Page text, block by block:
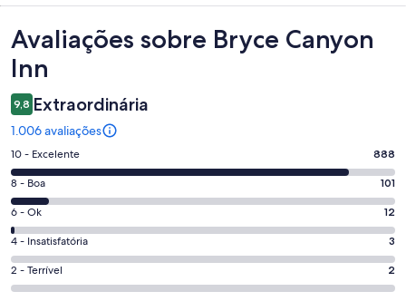
Avaliações
Avaliações sobre Bryce Canyon
Inn
9,8 Extraordinária
1.006 avaliações
Nota
10
-
Excelente.
888
de
1006
avaliações
10 - Excelente 888
Nota
8
-
Boa.
101
de
8 - Boa 101
Nota
6
-
Ok.
12
6 - Ok 12
Nota
4
-
4 - Insatisfatória 3
Nota
2
2 - Terrível 2